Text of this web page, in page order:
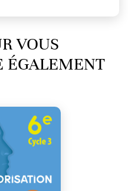
VOUS
ÉGALEMENT